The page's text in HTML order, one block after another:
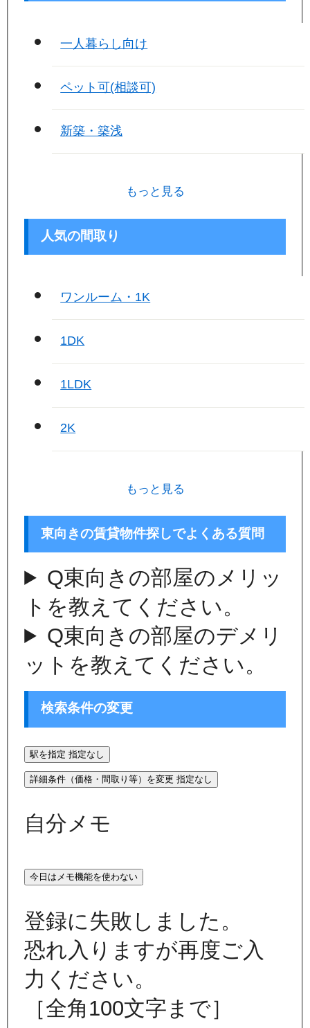
一人暮らし向け
ペット可(相談可)
新築・築浅
もっと見る
人気の間取り
ワンルーム・1K
1DK
1LDK
2K
もっと見る
東向きの賃貸物件探しでよくある質問
Q東向きの部屋のメリッ
トを教えてください。
Q東向きの部屋のデメリ
ットを教えてください。
検索条件の変更
駅を指定 指定なし
詳細条件（価格・間取り等）を変更 指定なし
自分メモ
今日はメモ機能を使わない
登録に失敗しました。
恐れ入りますが再度ご入
力ください。
［全角100文字まで］